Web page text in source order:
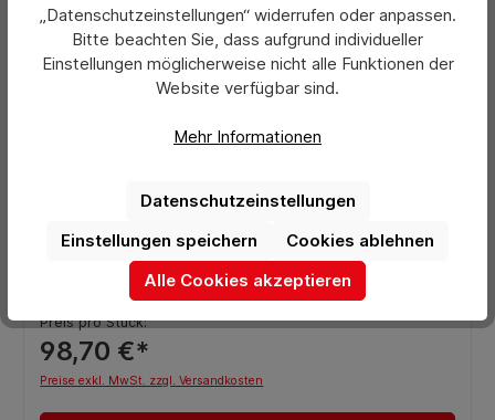
Alu-Plakatrahmen 700 x 1000 mm (DIN B1)
Preis pro Stück:
98,70 €*
Preise exkl. MwSt. zzgl. Versandkosten
„Datenschutzeinstellungen“ widerrufen oder anpassen.
Bitte beachten Sie, dass aufgrund individueller
Einstellungen möglicherweise nicht alle Funktionen der
Website verfügbar sind.
Mehr Informationen
Datenschutzeinstellungen
Cookies ablehnen
Einstellungen speichern
Alle Cookies akzeptieren